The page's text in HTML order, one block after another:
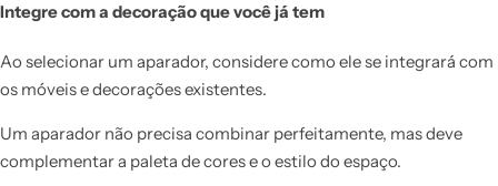
Integre com a decoração que você já tem
Ao selecionar um aparador, considere como ele se integrará com
os móveis e decorações existentes.
Um aparador não precisa combinar perfeitamente, mas deve
complementar a paleta de cores e o estilo do espaço.